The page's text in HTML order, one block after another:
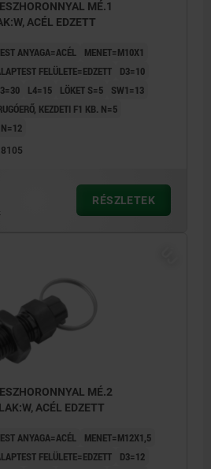
MÉ.1
ACÉL EDZETT
ANYAGA=ACÉL
MENET=M10X1
FELÜLETE=EDZETT
D3=10
L4=15 LÖKET S=5
SW1=13
KEZDETI F1 KB. N=5
N=12
RÉSZLETEK
MÉ.2
ACÉL EDZETT
ANYAGA=ACÉL
MENET=M12X1,5
FELÜLETE=EDZETT
D3=12